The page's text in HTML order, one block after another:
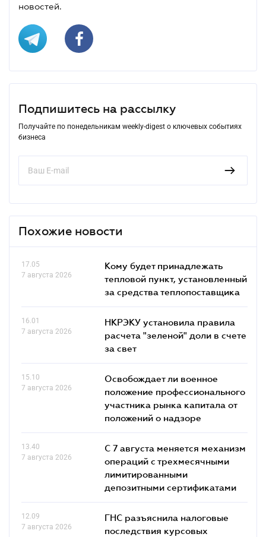
новостей.
Подпишитесь на рассылку
Получайте по понедельникам weekly-digest о ключевых событиях
бизнеса
Похожие новости
17.05
7 августа 2026
Кому будет принадлежать
тепловой пункт, установленный
за средства теплопоставщика
16.01
7 августа 2026
НКРЭКУ установила правила
расчета "зеленой" доли в счете
за свет
15.10
7 августа 2026
Освобождает ли военное
положение профессионального
участника рынка капитала от
положений о надзоре
13.40
7 августа 2026
С 7 августа меняется механизм
операций с трехмесячными
лимитированными
депозитными сертификатами
12.09
7 августа 2026
ГНС разъяснила налоговые
последствия курсовых